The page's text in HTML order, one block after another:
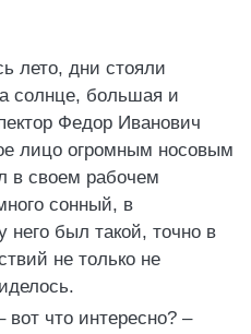
лето, дни стояли
солнце, большая и
Федор Иванович
лицо огромным носовым
в своем рабочем
сонный, в
него был такой, точно в
не только не
что интересно? –